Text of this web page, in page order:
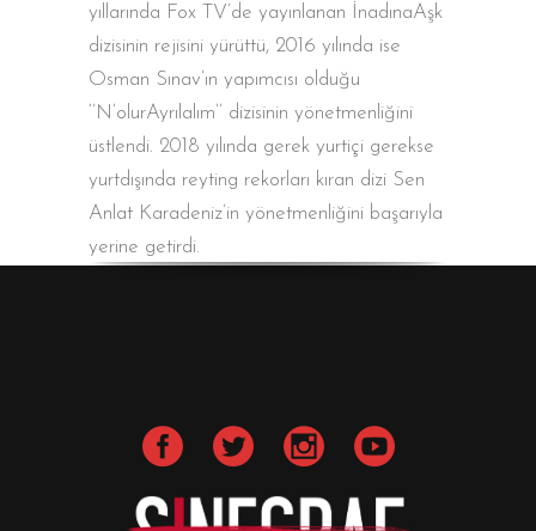
yıllarında Fox TV’de yayınlanan İnadınaAşk
dizisinin rejisini yürüttü, 2016 yılında ise
Osman Sınav’ın yapımcısı olduğu
‘’N’olurAyrılalım’’ dizisinin yönetmenliğini
üstlendi. 2018 yılında gerek yurtiçi gerekse
yurtdışında reyting rekorları kıran dizi Sen
Anlat Karadeniz’in yönetmenliğini başarıyla
yerine getirdi.